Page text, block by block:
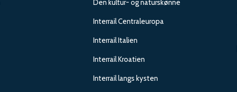
Den kultur- og naturskønne
Interrail Centraleuropa
Interrail Italien
Interrail Kroatien
Interrail langs kysten